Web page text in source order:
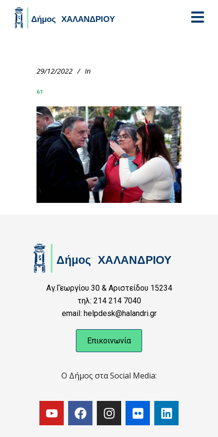
29/12/2022 In
61
Αγ.Γεωργίου 30 & Αριστείδου 15234
τηλ: 214 214 7040
email: helpdesk@halandri.gr
Επικοινωνία
Ο Δήμος στα Social Media: